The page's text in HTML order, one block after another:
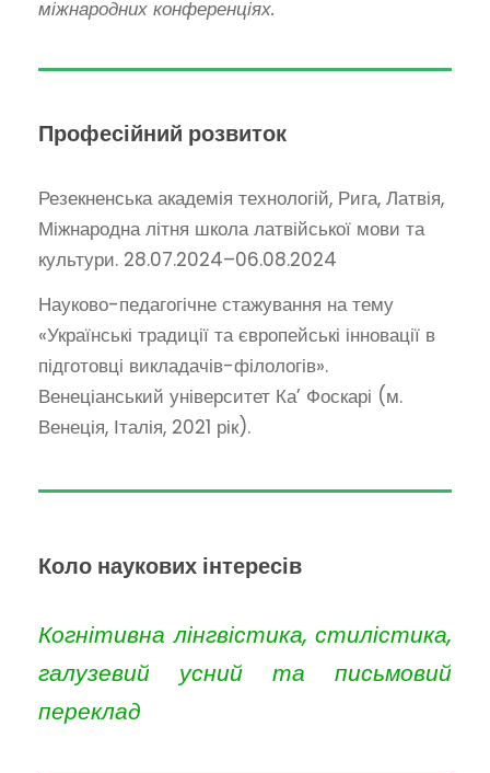
міжнародних конференціях.
Професійний розвиток
Резекненська академія технологій, Рига, Латвія,
Міжнародна літня школа латвійської мови та
культури. 28.07.2024–06.08.2024
Науково-педагогічне стажування на тему
«Українські традиції та європейські інновації в
підготовці викладачів-філологів».
Венеціанський університет Ка’ Фоскарі (м.
Венеція, Італія, 2021 рік).
Коло наукових інтересів
Когнітивна лінгвістика, стилістика,
галузевий усний та письмовий
переклад